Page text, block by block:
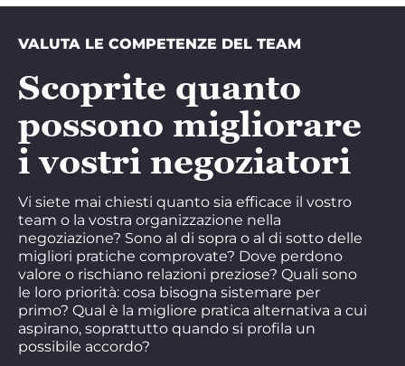
VALUTA LE COMPETENZE DEL TEAM
Scoprite quanto
possono migliorare
i vostri negoziatori
Vi siete mai chiesti quanto sia efficace il vostro
team o la vostra organizzazione nella
negoziazione? Sono al di sopra o al di sotto delle
migliori pratiche comprovate? Dove perdono
valore o rischiano relazioni preziose? Quali sono
le loro priorità: cosa bisogna sistemare per
primo? Qual è la migliore pratica alternativa a cui
aspirano, soprattutto quando si profila un
possibile accordo?